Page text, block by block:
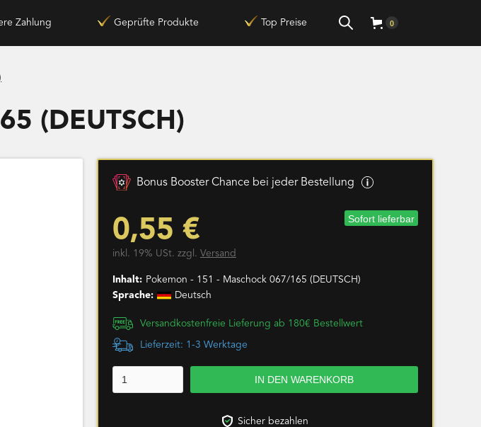
Zahlung Geprüfte Produkte Top Preise 0
(DEUTSCH)
Bonus Booster Chance bei jeder Bestellung
0,55 € Sofort lieferbar
inkl. 19% USt. zzgl. Versand
Inhalt: Pokemon - 151 - Maschock 067/165 (DEUTSCH)
Sprache:
Deutsch
Versandkostenfreie Lieferung ab 180€ Bestellwert
Lieferzeit: 1-3 Werktage
Sicher bezahlen